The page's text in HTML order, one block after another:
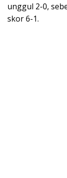
unggul 2-0,
skor 6-1.